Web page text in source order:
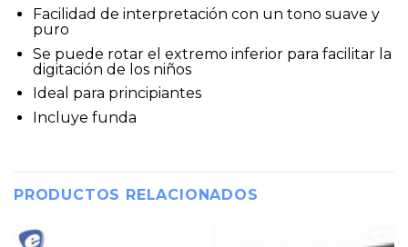
Facilidad de interpretación con un tono suave y
puro
Se puede rotar el extremo inferior para facilitar la
digitación de los niños
Ideal para principiantes
Incluye funda
PRODUCTOS RELACIONADOS